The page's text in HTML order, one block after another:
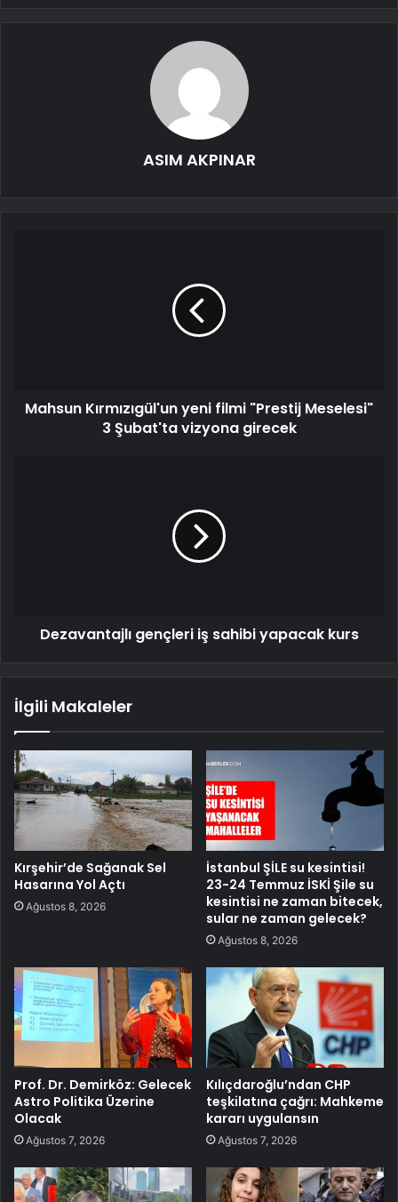
ASIM AKPINAR
Mahsun Kırmızıgül'un yeni filmi "Prestij Meselesi"
3 Şubat'ta vizyona girecek
Dezavantajlı gençleri iş sahibi yapacak kurs
İlgili Makaleler
Kırşehir’de Sağanak Sel
Hasarına Yol Açtı
Ağustos 8, 2026
İstanbul ŞİLE su kesintisi!
23-24 Temmuz İSKİ Şile su
kesintisi ne zaman bitecek,
sular ne zaman gelecek?
Ağustos 8, 2026
Prof. Dr. Demirköz: Gelecek
Astro Politika Üzerine
Olacak
Ağustos 7, 2026
Kılıçdaroğlu’ndan CHP
teşkilatına çağrı: Mahkeme
kararı uygulansın
Ağustos 7, 2026